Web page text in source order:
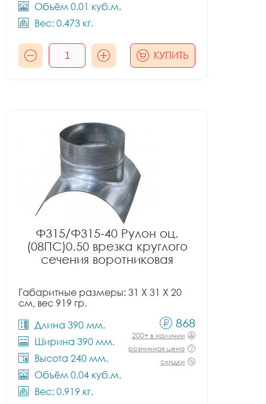
Объём 0.01 куб.м.
Вес: 0.473 кг.
КУПИТЬ
Ф315/Ф315-40 Рулон оц.
(08ПС)0.50 врезка круглого
сечения воротниковая
Габаритные размеры: 31 X 31 X 20
см, вес 919 гр.
Длина 390 мм.
Ширина 390 мм.
Высота 240 мм.
Объём 0.04 куб.м.
Вес: 0.919 кг.
868
200+ в наличии
розничная цена
скидки